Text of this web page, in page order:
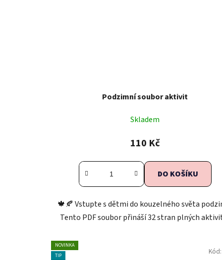
Podzimní soubor aktivit
Skladem
110 Kč
DO KOŠÍKU
🍁🍂 Vstupte s dětmi do kouzelného světa
Tento PDF soubor přináší 32 stran plných
NOVINKA
TIP
Kód: